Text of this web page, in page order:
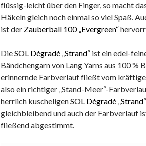
flüssig-leicht über den Finger, so macht
Häkeln gleich noch einmal so viel Spaß.
ist der Zauberball 100 „Evergreen“
DieSOL Dégradé „Strand“ ist ein edel-
Bändchengarn von Lang Yarns aus 100 %
erinnernde Farbverlauf fließt vom
also ein richtiger „Stand-Meer“-
herrlich kuscheligenSOL Dégradé „Strand“
gleichbleibend und auch der Farbverlauf
fließend abgestimmt.